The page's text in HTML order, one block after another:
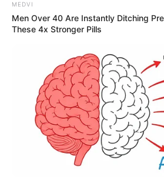
MEDVI
Men Over 40 Are Instantly Ditching
These 4x Stronger Pills